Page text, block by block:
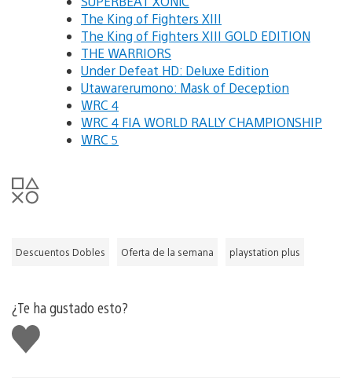
The King of Fighters XIII
The King of Fighters XIII GOLD EDITION
THE WARRIORS
Under Defeat HD: Deluxe Edition
Utawarerumono: Mask of Deception
WRC 4
WRC 4 FIA WORLD RALLY CHAMPIONSHIP
WRC 5
Descuentos Dobles Oferta de la semana playstation plus
¿Te ha gustado esto?
Me
gusta